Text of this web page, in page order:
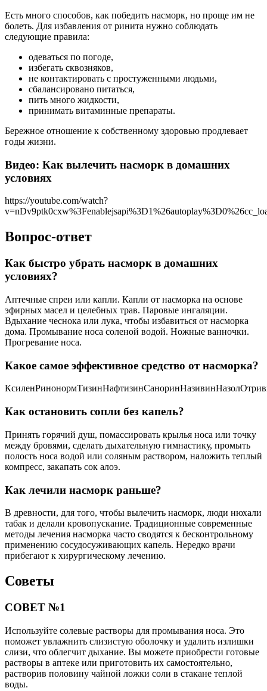
Есть много способов, как победить насморк, но проще им не
болеть. Для избавления от ринита нужно соблюдать
следующие правила:
одеваться по погоде,
избегать сквозняков,
не контактировать с простуженными людьми,
сбалансировано питаться,
пить много жидкости,
принимать витаминные препараты.
Бережное отношение к собственному здоровью продлевает
годы жизни.
Видео: Как вылечить насморк в домашних
условиях
https://youtube.com/watch?
Вопрос-ответ
Как быстро убрать насморк в домашних
условиях?
Аптечные спреи или капли. Капли от насморка на основе
эфирных масел и целебных трав. Паровые ингаляции.
Вдыхание чеснока или лука, чтобы избавиться от насморка
дома. Промывание носа соленой водой. Ножные ванночки.
Прогревание носа.
Какое самое эффективное средство от насморка?
Как остановить сопли без капель?
Принять горячий душ, помассировать крылья носа или точку
между бровями, сделать дыхательную гимнастику, промыть
полость носа водой или соляным раствором, наложить теплый
компресс, закапать сок алоэ.
Как лечили насморк раньше?
В древности, для того, чтобы вылечить насморк, люди нюхали
табак и делали кровопускание. Традиционные современные
методы лечения насморка часто сводятся к бесконтрольному
применению сосудосуживающих капель. Нередко врачи
прибегают к хирургическому лечению.
Советы
СОВЕТ №1
Используйте солевые растворы для промывания носа. Это
поможет увлажнить слизистую оболочку и удалить излишки
слизи, что облегчит дыхание. Вы можете приобрести готовые
растворы в аптеке или приготовить их самостоятельно,
растворив половину чайной ложки соли в стакане теплой
воды.